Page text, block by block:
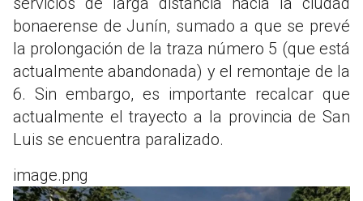
bonaerense de Junín, sumado a que se prevé
la prolongación de la traza número 5 (que está
actualmente abandonada) y el remontaje de la
6. Sin embargo, es importante recalcar que
actualmente el trayecto a la provincia de San
Luis se encuentra paralizado.
image.png